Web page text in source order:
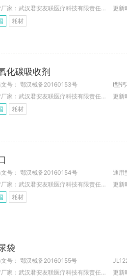
生产厂家：武汉君安友联医疗科技有限责任公司
更新
耗材
化碳吸收剂
号： 鄂汉械备20160153号
I型
生产厂家：武汉君安友联医疗科技有限责任公司
更新
耗材
号： 鄂汉械备20160154号
通用
生产厂家：武汉君安友联医疗科技有限责任公司
更新
耗材
袋
号： 鄂汉械备20160155号
生产厂家：武汉君安友联医疗科技有限责任公司
更新